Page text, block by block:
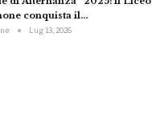
conquista il…
Lug 13, 2026